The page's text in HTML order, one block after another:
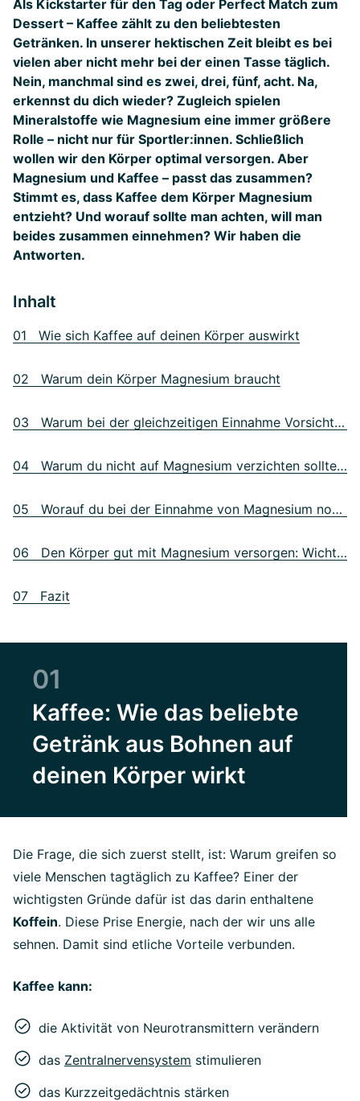
Als Kickstarter für den Tag oder Perfect Match zum
Dessert – Kaffee zählt zu den beliebtesten
Getränken. In unserer hektischen Zeit bleibt es bei
vielen aber nicht mehr bei der einen Tasse täglich.
Nein, manchmal sind es zwei, drei, fünf, acht. Na,
erkennst du dich wieder? Zugleich spielen
Mineralstoffe wie Magnesium eine immer größere
Rolle – nicht nur für Sportler:innen. Schließlich
wollen wir den Körper optimal versorgen. Aber
Magnesium und Kaffee – passt das zusammen?
Stimmt es, dass Kaffee dem Körper Magnesium
entzieht? Und worauf sollte man achten, will man
beides zusammen einnehmen? Wir haben die
Antworten.
Inhalt
01 Wie sich Kaffee auf deinen Körper auswirkt
02 Warum dein Körper Magnesium braucht
03 Warum bei der gleichzeitigen Einnahme Vorsicht geboten ist
04 Warum du nicht auf Magnesium verzichten solltest
05 Worauf du bei der Einnahme von Magnesium noch achten solltest
06 Den Körper gut mit Magnesium versorgen: Wichtige Quellen
07 Fazit
01
Kaffee: Wie das beliebte
Getränk aus Bohnen auf
deinen Körper wirkt
Die Frage, die sich zuerst stellt, ist: Warum greifen so
viele Menschen tagtäglich zu Kaffee? Einer der
wichtigsten Gründe dafür ist das darin enthaltene
Koffein. Diese Prise Energie, nach der wir uns alle
sehnen. Damit sind etliche Vorteile verbunden.
Kaffee kann:
die Aktivität von Neurotransmittern verändern
das Zentralnervensystem stimulieren
das Kurzzeitgedächtnis stärken